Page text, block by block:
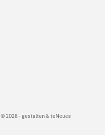
© 2026 - gestalten & teNeues